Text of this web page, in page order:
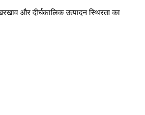
और दीर्घकालिक उत्पादन स्थिरता का